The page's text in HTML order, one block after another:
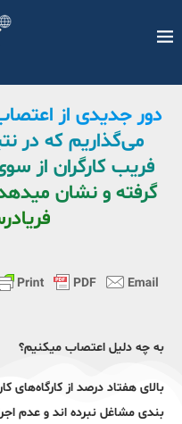
دور جدیدی از
می‌گذاریم که در
فریب کارگران از
گرفته و نشان
به چه دلیل اعتصاب میکنیم؟
بالای هفتاد درصد از کارگاه‌های
بندی مشاغل نبرده اند و عدم